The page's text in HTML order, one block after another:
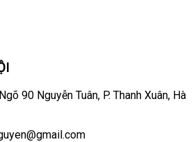
90 Nguyễn Tuân, P. Thanh Xuân, Hà